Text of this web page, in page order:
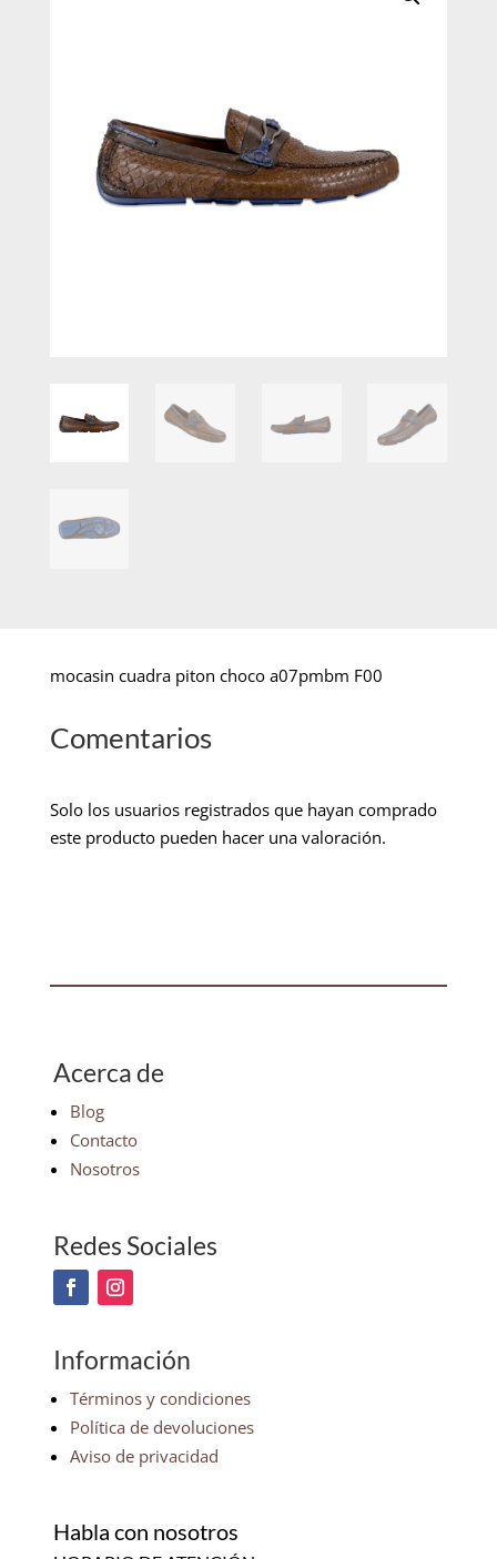
mocasin cuadra piton choco a07pmbm F00
Comentarios
Solo los usuarios registrados que hayan comprado
este producto pueden hacer una valoración.
Acerca de
Blog
Contacto
Nosotros
Redes Sociales
Información
Términos y condiciones
Política de devoluciones
Aviso de privacidad
Habla con nosotros